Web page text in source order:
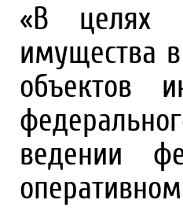
«В целях
имущества
объектов
ведении